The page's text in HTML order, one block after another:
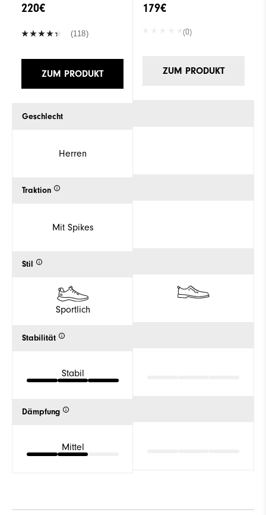
220€
(118)
ZUM PRODUKT
Geschlecht
Herren
Traktion
Mit Spikes
Stil
Sportlich
Stabilität
Stabil
Dämpfung
Mittel
179€
(0)
ZUM PRODUKT